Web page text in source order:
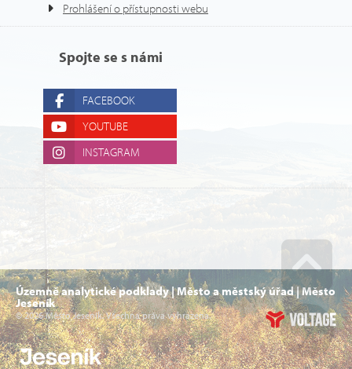
Prohlášení o přístupnosti webu
Spojte se s námi
FACEBOOK
YOUTUBE
INSTAGRAM
Územně analytické podklady | Město a městský úřad | Město
Jeseník
© 2026 Město Jeseník. Všechna práva vyhrazena.
Go